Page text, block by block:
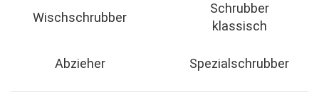
Wischschrubber
Schrubber
klassisch
Abzieher Spezialschrubber